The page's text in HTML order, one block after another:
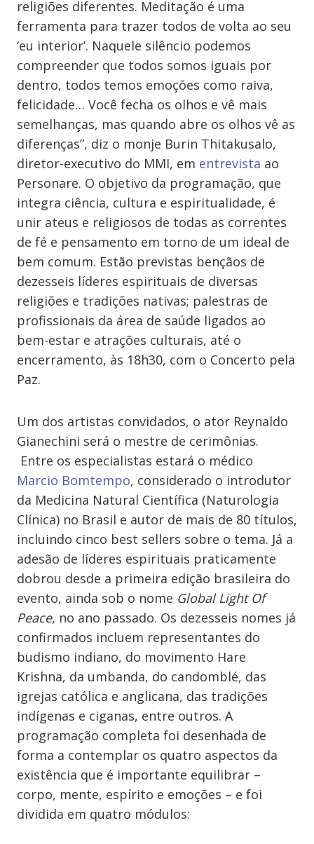
religiões diferentes. Meditação é uma
ferramenta para trazer todos de volta ao seu
‘eu interior’. Naquele silêncio podemos
compreender que todos somos iguais por
dentro, todos temos emoções como raiva,
felicidade… Você fecha os olhos e vê mais
semelhanças, mas quando abre os olhos vê as
diferenças”, diz o monje Burin Thitakusalo,
diretor-executivo do MMI, em entrevista ao
Personare. O objetivo da programação, que
integra ciência, cultura e espiritualidade, é
unir ateus e religiosos de todas as correntes
de fé e pensamento em torno de um ideal de
bem comum. Estão previstas bençãos de
dezesseis líderes espirituais de diversas
religiões e tradições nativas; palestras de
profissionais da área de saúde ligados ao
bem-estar e atrações culturais, até o
encerramento, às 18h30, com o Concerto pela
Paz.
Um dos artistas convidados, o ator Reynaldo
Gianechini será o mestre de cerimônias.
Entre os especialistas estará o médico
Marcio Bomtempo, considerado o introdutor
da Medicina Natural Científica (Naturologia
Clínica) no Brasil e autor de mais de 80 títulos,
incluindo cinco best sellers sobre o tema. Já a
adesão de líderes espirituais praticamente
dobrou desde a primeira edição brasileira do
evento, ainda sob o nome Global Light Of
Peace, no ano passado. Os dezesseis nomes já
confirmados incluem representantes do
budismo indiano, do movimento Hare
Krishna, da umbanda, do candomblé, das
igrejas católica e anglicana, das tradições
indígenas e ciganas, entre outros. A
programação completa foi desenhada de
forma a contemplar os quatro aspectos da
existência que é importante equilibrar –
corpo, mente, espírito e emoções – e foi
dividida em quatro módulos: